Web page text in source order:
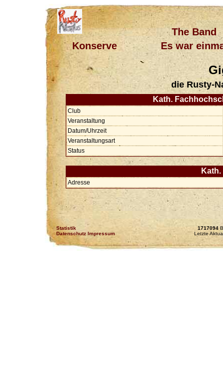
The Band
Konserve
Es war
die Rusty-
Kath.
Club
Veranstaltung
Datum/Uhrzeit
Veranstaltungsart
Status
Adresse
Statistik
Datenschutz Impressum
1717094
Letzte